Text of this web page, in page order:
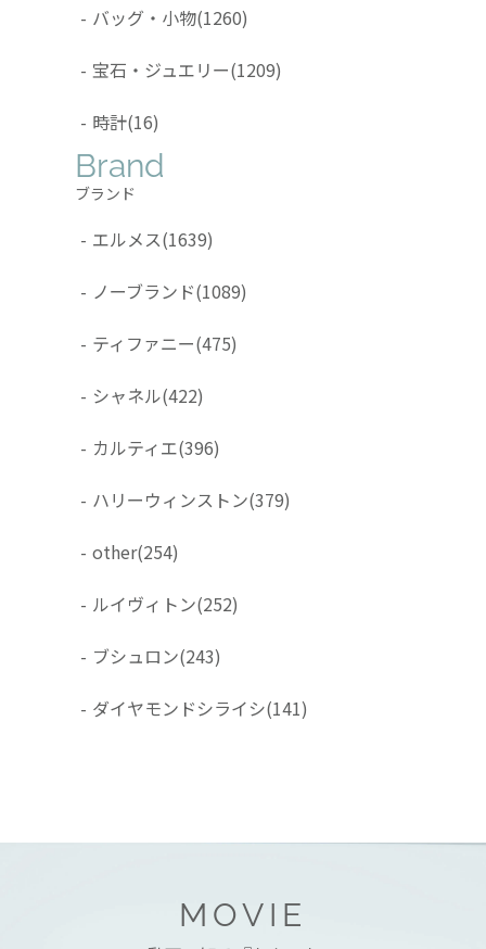
- バッグ・小物(1260)
- 宝石・ジュエリー(1209)
- 時計(16)
Brand
ブランド
- エルメス(1639)
- ノーブランド(1089)
- ティファニー(475)
- シャネル(422)
- カルティエ(396)
- ハリーウィンストン(379)
- other(254)
- ルイヴィトン(252)
- ブシュロン(243)
- ダイヤモンドシライシ(141)
MOVIE